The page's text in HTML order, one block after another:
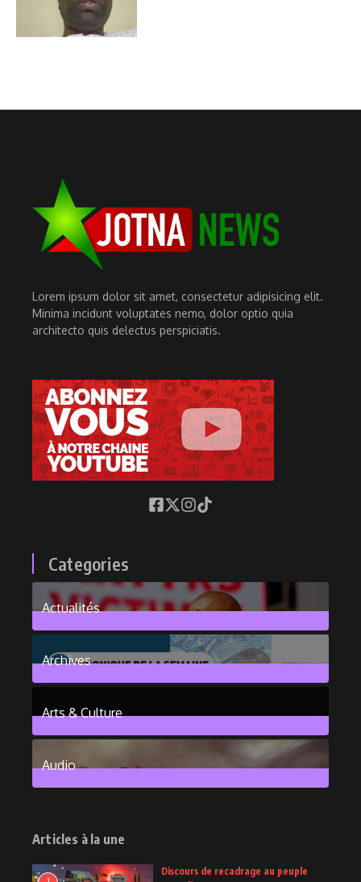
Lorem ipsum dolor sit amet, consectetur adipisicing elit.
Minima incidunt voluptates nemo, dolor optio quia
architecto quis delectus perspiciatis.
Categories
Actualités
376Posts
Archives
Arts & Culture
6Posts
Audio
Articles à la une
Discours de recadrage au peuple